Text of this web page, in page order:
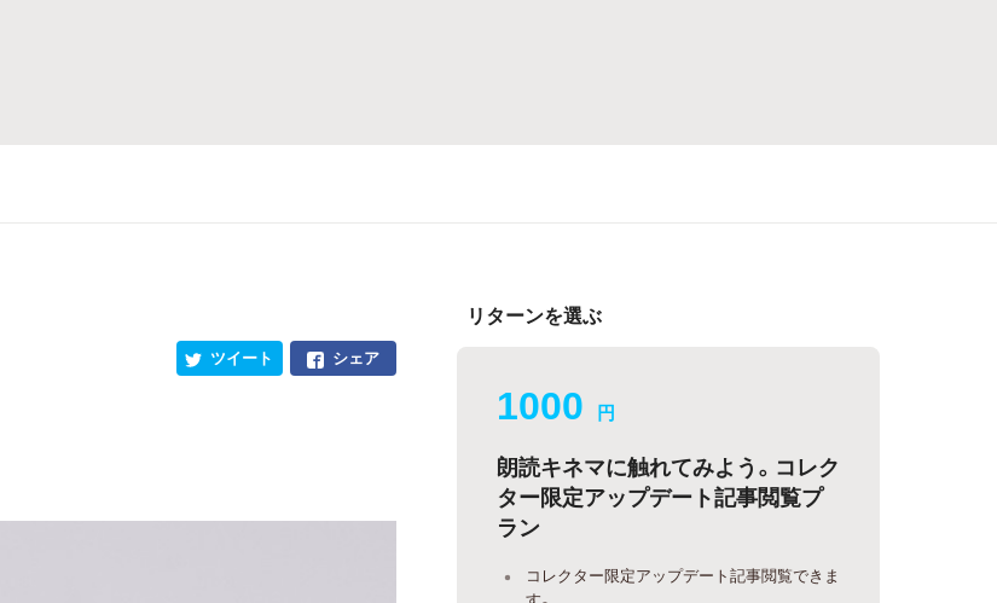
シェア
ツイート
リターンを選ぶ
1000 円
朗読キネマに触れてみよう。コレク
ター限定アップデート記事閲覧プ
ラン
コレクター限定アップデート記事閲覧できま